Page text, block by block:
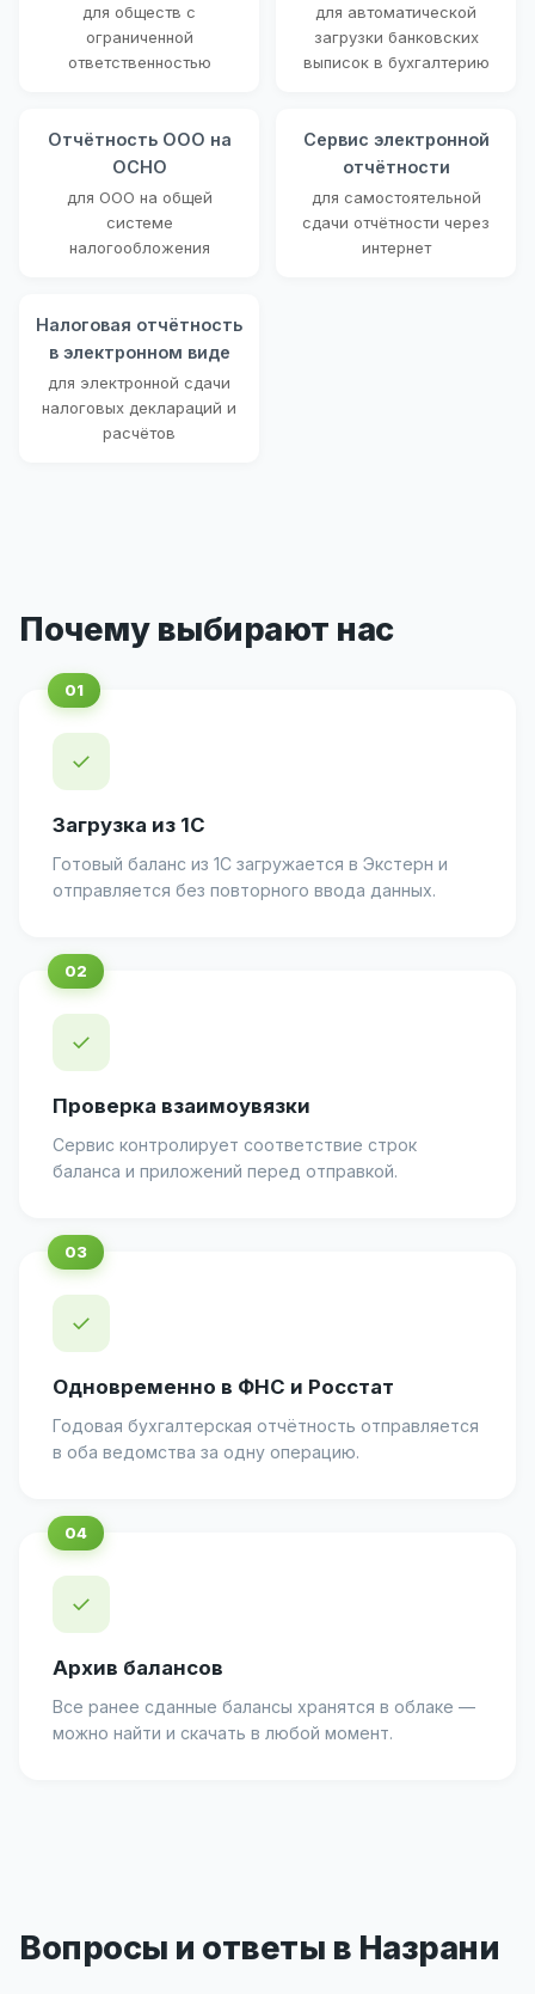
для обществ с
ограниченной
ответственностью
для автоматической
загрузки банковских
выписок в бухгалтерию
Отчётность ООО на
ОСНО
для ООО на общей
системе
налогообложения
Сервис электронной
отчётности
для самостоятельной
сдачи отчётности через
интернет
Налоговая отчётность
в электронном виде
для электронной сдачи
налоговых деклараций и
расчётов
Почему выбирают нас
✓
Загрузка из 1С
Готовый баланс из 1С загружается в Экстерн и
отправляется без повторного ввода данных.
✓
Проверка взаимоувязки
Сервис контролирует соответствие строк
баланса и приложений перед отправкой.
✓
Одновременно в ФНС и Росстат
Годовая бухгалтерская отчётность отправляется
в оба ведомства за одну операцию.
✓
Архив балансов
Все ранее сданные балансы хранятся в облаке —
можно найти и скачать в любой момент.
Вопросы и ответы в Назрани